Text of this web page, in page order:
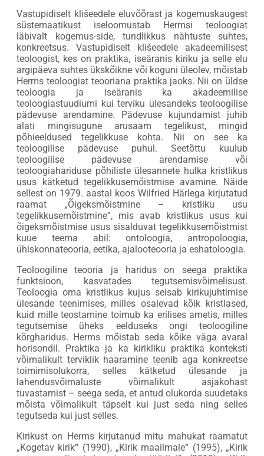
Vastupidiselt klišeedele eluvõõrast ja kogemuskaugest
süstemaatikust iseloomustab Hermsi teoloogiat
läbivalt kogemus-side, tundlikkus nähtuste suhtes,
konkreetsus. Vastupidiselt klišeedele akadeemilisest
teoloogist, kes on praktika, iseäranis kiriku ja selle elu
argipäeva suhtes ükskõikne või koguni üleolev, mõistab
Herms teoloogiat teooriana praktika jaoks. Nii on üldse
teoloogia ja iseäranis ka akadeemilise
teoloogiastuudiumi kui terviku ülesandeks teoloogilise
pädevuse arendamine. Pädevuse kujundamist juhib
alati mingisugune arusaam tegelikust, mingid
põhieeldused tegelikkuse kohta. Nii on see ka
teoloogilise pädevuse puhul. Seetõttu kuulub
teoloogilise pädevuse arendamise või
teoloogiahariduse põhiliste ülesannete hulka kristlikus
usus kätketud tegelikkusemõistmise avamine. Näide
sellest on 1979. aastal koos Wilfried Härlega kirjutatud
raamat „Õigeksmõistmine – kristliku usu
tegelikkusemõistmine“, mis avab kristlikus usus kui
õigeksmõistmise usus sisalduvat tegelikkusemõistmist
kuue teema abil: ontoloogia, antropoloogia,
ühiskonnateooria, eetika, ajalooteooria ja eshatoloogia.
Teoloogiline teooria ja haridus on seega praktika
funktsioon, kasvatades tegutsemisvõimelisust.
Teoloogia oma kristlikus kujus seisab kirikujuhtimise
ülesande teenimises, milles osalevad kõik kristlased,
kuid mille teostamine toimub ka erilises ametis, milles
tegutsemise üheks eelduseks ongi teoloogiline
kõrgharidus. Herms mõistab seda kõike väga avaral
horisondil. Praktika ja ka kirikliku praktika konteksti
võimalikult terviklik haaramine teenib aga konkreetse
toimimisolukorra, selles kätketud ülesande ja
lahendusvõimaluste võimalikult asjakohast
tuvastamist – seega seda, et antud olukorda suudetaks
mõista võimalikult täpselt kui just seda ning selles
tegutseda kui just selles.
Kirikust on Herms kirjutanud mitu mahukat raamatut
„Kogetav kirik“ (1990), „Kirik maailmale“ (1995), „Kirik